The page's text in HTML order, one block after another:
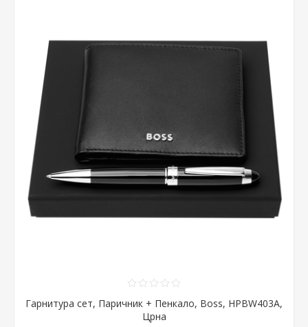
Гарнитура сет, Паричник + Пенкало, Boss, HPBW403A,
Црна